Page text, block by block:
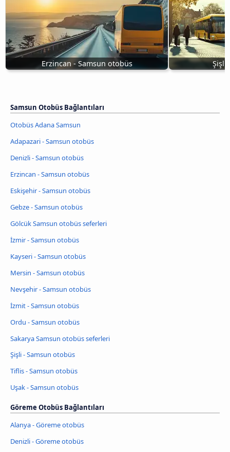
Erzincan - Samsun otobüs Şişli
Samsun Otobüs Bağlantıları
Otobüs Adana Samsun
Adapazari - Samsun otobüs
Denizli - Samsun otobüs
Erzincan - Samsun otobüs
Eskişehir - Samsun otobüs
Gebze - Samsun otobüs
Gölcük Samsun otobüs seferleri
İzmir - Samsun otobüs
Kayseri - Samsun otobüs
Mersin - Samsun otobüs
Nevşehir - Samsun otobüs
İzmit - Samsun otobüs
Ordu - Samsun otobüs
Sakarya Samsun otobüs seferleri
Şişli - Samsun otobüs
Tiflis - Samsun otobüs
Uşak - Samsun otobüs
Göreme Otobüs Bağlantıları
Alanya - Göreme otobüs
Denizli - Göreme otobüs